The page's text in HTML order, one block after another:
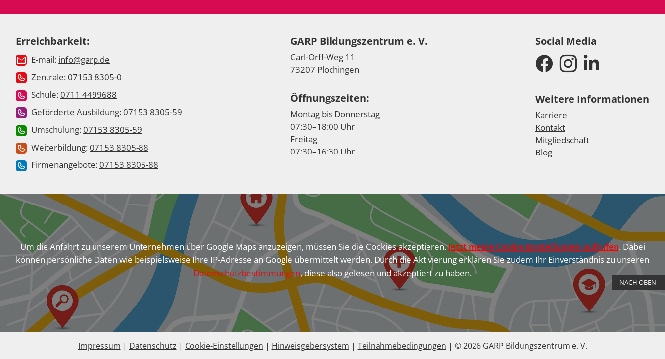
Erreichbarkeit:
E-mail: info@garp.de
Zentrale: 07153 8305-0
Schule: 0711 4499688
Geförderte Ausbildung: 07153 8305-59
Umschulung: 07153 8305-59
Weiterbildung: 07153 8305-88
Firmenangebote: 07153 8305-88
GARP Bildungszentrum e. V.
Carl-Orff-Weg 11
73207 Plochingen
Öffnungszeiten:
Montag bis Donnerstag
07:30–18:00 Uhr
Freitag
07:30–16:30 Uhr
Social Media
Weitere Informationen
Karriere
Kontakt
Mitgliedschaft
Blog
Um die Anfahrt zu unserem Unternehmen über Google Maps anzuzeigen, müssen Sie die Cookies akzeptieren.Jetzt meine Cookie Einstellungen aufrufen. Dabei
können persönliche Daten wie beispielsweise Ihre IP-Adresse an Google übermittelt werden. Durch die Aktivierung erklären Sie zudem Ihr Einverständnis zu unseren
Datenschutzbestimmungen, diese also gelesen und akzeptiert zu haben.
Impressum | Datenschutz | Cookie-Einstellungen | Hinweisgebersystem | Teilnahmebedingungen | © 2026 GARP Bildungszentrum e. V.
NACH OBEN